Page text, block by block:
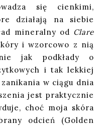
się cienkimi,
działają na siebie
mineralny od Clare
i wzorcowo z nią
jak podkłady o
i tak lekkiej
w ciągu dnia
jest praktycznie
choć moja skóra
odcień (Golden